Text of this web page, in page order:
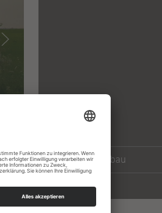
Schlüsselfertigbau
Rohbau